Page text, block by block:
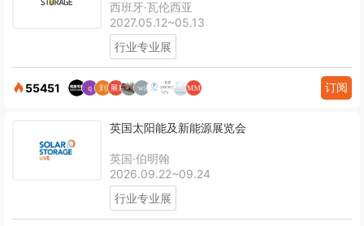
西班牙·瓦伦西亚
2027.05.12~05.13
行业专业展
55451 订阅
英国太阳能及新能源展览会
英国·伯明翰
2026.09.22~09.24
行业专业展